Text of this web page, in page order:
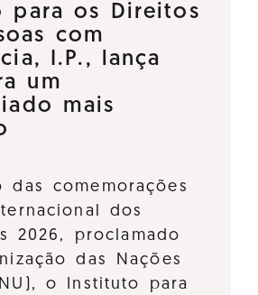
para os Direitos
com
I.P., lança
um
mais
das comemorações
dos
2026, proclamado
das Nações
o Instituto para